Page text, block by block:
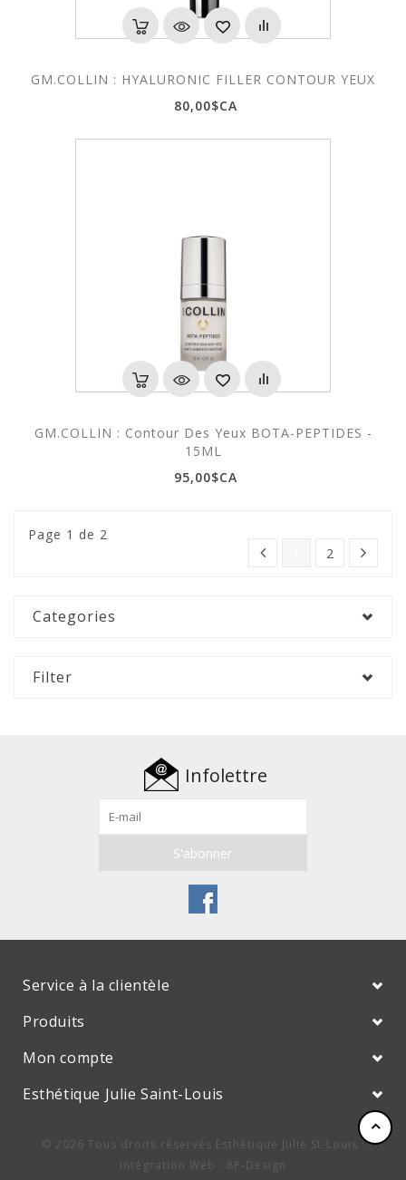
GM.COLLIN : HYALURONIC FILLER CONTOUR YEUX
80,00$CA
GM.COLLIN : Contour Des Yeux BOTA-PEPTIDES -
15ML
95,00$CA
Page 1 de 2
2
Categories
Filter
Infolettre
Service à la clientèle
Produits
Mon compte
Esthétique Julie Saint-Louis
© 2026 Tous droits réservés Esthétique Julie St-Louis :
Intégration Web
8P-Design